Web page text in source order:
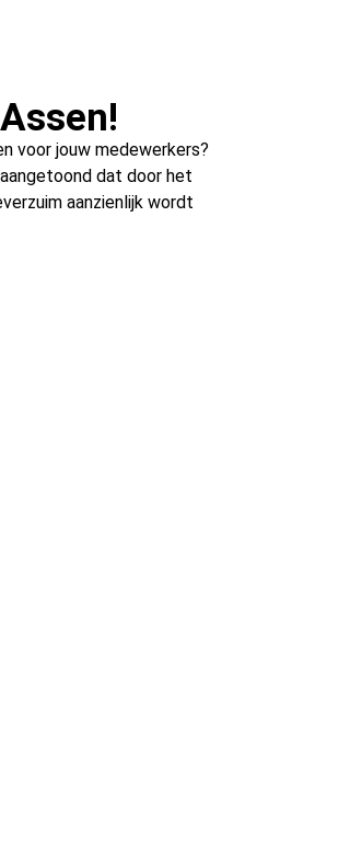
voor jouw medewerkers?
dat door het
aanzienlijk wordt